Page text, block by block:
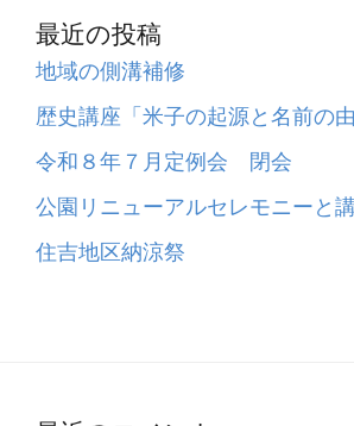
最近の投稿
地域の側溝補修
歴史講座「米子の起源と名前の
令和８年７月定例会 閉会
公園リニューアルセレモニーと
住吉地区納涼祭